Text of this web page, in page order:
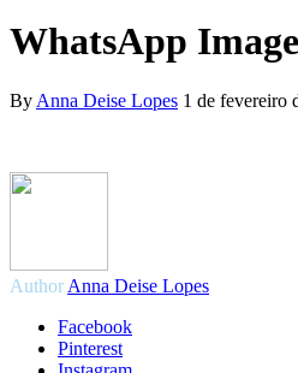
WhatsApp
By Anna Deise Lopes 1 de fevereiro
Author Anna Deise Lopes
Facebook
Pinterest